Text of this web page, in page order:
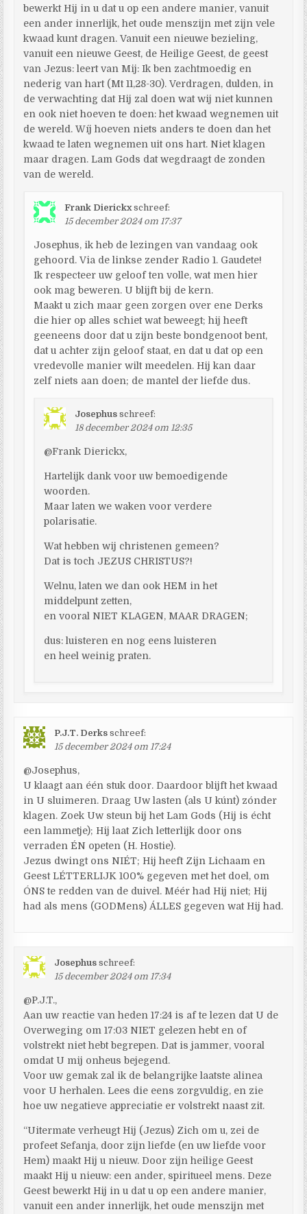
bewerkt Hij in u dat u op een andere manier, vanuit
een ander innerlijk, het oude menszijn met zijn vele
kwaad kunt dragen. Vanuit een nieuwe bezieling,
vanuit een nieuwe Geest, de Heilige Geest, de geest
van Jezus: leert van Mij: Ik ben zachtmoedig en
nederig van hart (Mt 11,28-30). Verdragen, dulden, in
de verwachting dat Hij zal doen wat wij niet kunnen
en ook niet hoeven te doen: het kwaad wegnemen uit
de wereld. Wíj hoeven niets anders te doen dan het
kwaad te laten wegnemen uit ons hart. Niet klagen
maar dragen. Lam Gods dat wegdraagt de zonden
van de wereld.
Frank Dierickx schreef:
15 december 2024 om 17:37
Josephus, ik heb de lezingen van vandaag ook
gehoord. Via de linkse zender Radio 1. Gaudete!
Ik respecteer uw geloof ten volle, wat men hier
ook mag beweren. U blijft bij de kern.
Maakt u zich maar geen zorgen over ene Derks
die hier op alles schiet wat beweegt; hij heeft
geeneens door dat u zijn beste bondgenoot bent,
dat u achter zijn geloof staat, en dat u dat op een
vredevolle manier wilt meedelen. Hij kan daar
zelf niets aan doen; de mantel der liefde dus.
Josephus schreef:
18 december 2024 om 12:35
@Frank Dierickx,
Hartelijk dank voor uw bemoedigende
woorden.
Maar laten we waken voor verdere
polarisatie.
Wat hebben wij christenen gemeen?
Dat is toch JEZUS CHRISTUS?!
Welnu, laten we dan ook HEM in het
middelpunt zetten,
en vooral NIET KLAGEN, MAAR DRAGEN;
dus: luisteren en nog eens luisteren
en heel weinig praten.
P.J.T. Derks schreef:
15 december 2024 om 17:24
@Josephus,
U klaagt aan één stuk door. Daardoor blijft het kwaad
in U sluimeren. Draag Uw lasten (als U kúnt) zónder
klagen. Zoek Uw steun bij het Lam Gods (Hij is écht
een lammetje); Hij laat Zich letterlijk door ons
verraden ÉN opeten (H. Hostie).
Jezus dwingt ons NIÉT; Hij heeft Zijn Lichaam en
Geest LÉTTERLIJK 100% gegeven met het doel, om
ÓNS te redden van de duivel. Méér had Hij niet; Hij
had als mens (GODMens) ÁLLES gegeven wat Hij had.
Josephus schreef:
15 december 2024 om 17:34
@P.J.T.,
Aan uw reactie van heden 17:24 is af te lezen dat U de
Overweging om 17:03 NIET gelezen hebt en of
volstrekt niet hebt begrepen. Dat is jammer, vooral
omdat U mij onheus bejegend.
Voor uw gemak zal ik de belangrijke laatste alinea
voor U herhalen. Lees die eens zorgvuldig, en zie
hoe uw negatieve appreciatie er volstrekt naast zit.
“Uitermate verheugt Hij (Jezus) Zich om u, zei de
profeet Sefanja, door zijn liefde (en uw liefde voor
Hem) maakt Hij u nieuw. Door zijn heilige Geest
maakt Hij u nieuw: een ander, spiritueel mens. Deze
Geest bewerkt Hij in u dat u op een andere manier,
vanuit een ander innerlijk, het oude menszijn met